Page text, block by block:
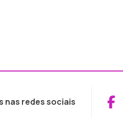
nas redes sociais